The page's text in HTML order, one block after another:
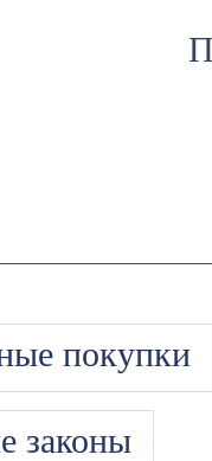
покупки
законы